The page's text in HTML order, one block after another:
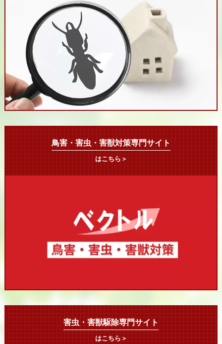
鳥害・害虫・害獣対策専門サイト
はこちら＞
害虫・害獣駆除専門サイト
はこちら＞